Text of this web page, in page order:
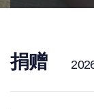
捐赠